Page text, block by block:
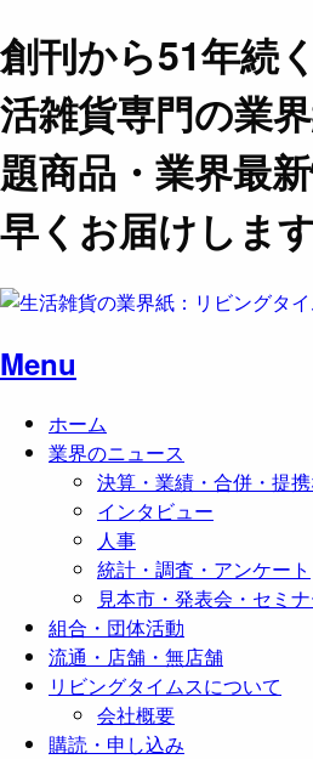
創刊から51年続
活雑貨専門の業
題商品・業界最
早くお届けします
Menu
ホーム
業界のニュース
決算・業績・合併・提
インタビュー
人事
統計・調査・アンケート
見本市・発表会・セミ
組合・団体活動
流通・店舗・無店舗
リビングタイムスについて
会社概要
購読・申し込み